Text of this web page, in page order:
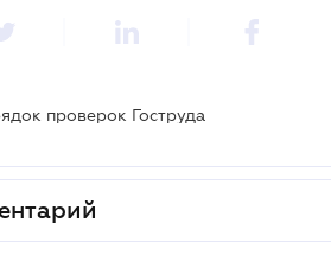
проверок Гоструда